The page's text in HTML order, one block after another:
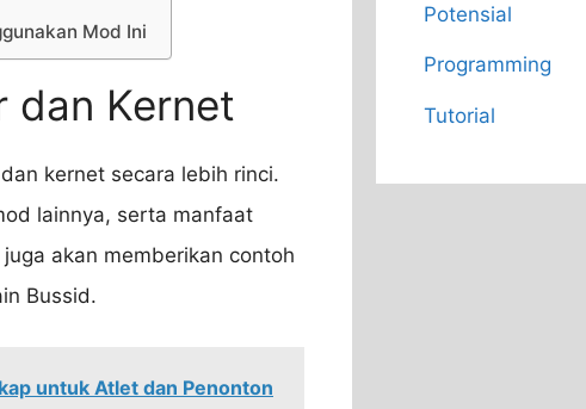
Mod Ini
dan Kernet
kernet secara lebih rinci.
lainnya, serta manfaat
akan memberikan contoh
Bussid.
untuk Atlet dan Penonton
Potensial
Programming
Tutorial